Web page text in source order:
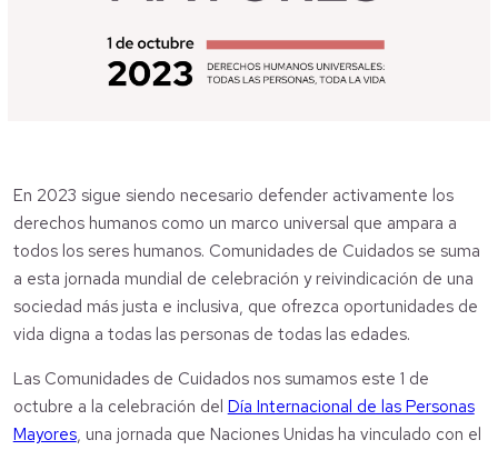
En 2023 sigue siendo necesario defender activamente los
derechos humanos como un marco universal que ampara a
todos los seres humanos. Comunidades de Cuidados se suma
a esta jornada mundial de celebración y reivindicación de una
sociedad más justa e inclusiva, que ofrezca oportunidades de
vida digna a todas las personas de todas las edades.
Las Comunidades de Cuidados nos sumamos este 1 de
octubre a la celebración del Día Internacional de las Personas
Mayores, una jornada que Naciones Unidas ha vinculado con el